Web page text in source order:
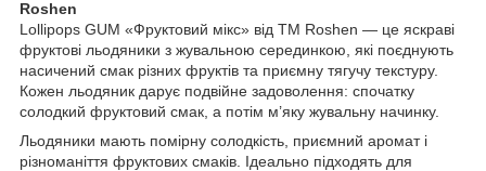
Roshen
Lollipops GUM «Фруктовий мікс» від ТМ Roshen — це яскраві
фруктові льодяники з жувальною серединкою, які поєднують
насичений смак різних фруктів та приємну тягучу текстуру.
Кожен льодяник дарує подвійне задоволення: спочатку
солодкий фруктовий смак, а потім м’яку жувальну начинку.
Льодяники мають помірну солодкість, приємний аромат і
різноманіття фруктових смаків. Ідеально підходять для